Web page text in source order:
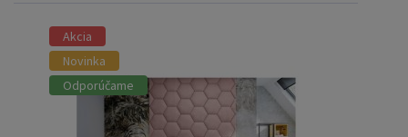
Akcia
Novinka
Odporúčame